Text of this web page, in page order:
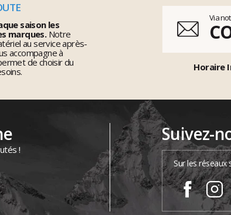
saison les
marques.Notre
au service après-
accompagne à
de choisir du
Via
Horaire
!
Suivez-
Sur les réseaux